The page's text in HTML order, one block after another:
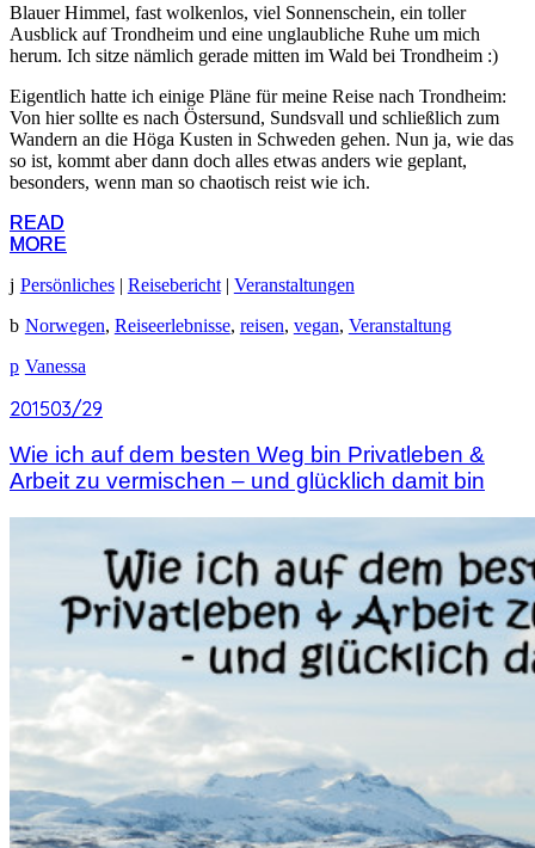
Blauer Himmel, fast wolkenlos, viel Sonnenschein, ein toller
Ausblick auf Trondheim und eine unglaubliche Ruhe um mich
herum. Ich sitze nämlich gerade mitten im Wald bei Trondheim :)
Eigentlich hatte ich einige Pläne für meine Reise nach Trondheim:
Von hier sollte es nach Östersund, Sundsvall und schließlich zum
Wandern an die Höga Kusten in Schweden gehen. Nun ja, wie das
so ist, kommt aber dann doch alles etwas anders wie geplant,
besonders, wenn man so chaotisch reist wie ich.
READ
MORE
READ
MORE
Persönliches| Reisebericht| Veranstaltungen
Norwegen, Reiseerlebnisse, reisen, vegan, Veranstaltung
Vanessa
201503/29
201503/29
Wie ich auf dem besten Weg bin Privatleben &
Arbeit zu vermischen – und glücklich damit bin